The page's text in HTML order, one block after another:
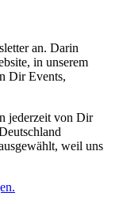
an. Darin
in unserem
Dir Events,
jederzeit von Dir
weil uns